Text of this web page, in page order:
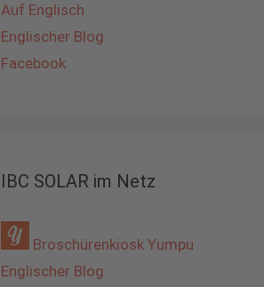
Auf Englisch
Englischer Blog
Facebook
IBC SOLAR im Netz
Broschürenkiosk Yumpu
Englischer Blog